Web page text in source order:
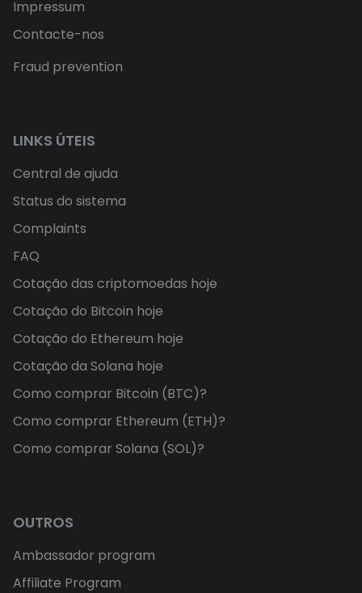
Impressum
Contacte-nos
Fraud prevention
LINKS ÚTEIS
Central de ajuda
Status do sistema
Complaints
FAQ
Cotação das criptomoedas hoje
Cotação do Bitcoin hoje
Cotação do Ethereum hoje
Cotação da Solana hoje
Como comprar Bitcoin (BTC)?
Como comprar Ethereum (ETH)?
Como comprar Solana (SOL)?
OUTROS
Ambassador program
Affiliate Program